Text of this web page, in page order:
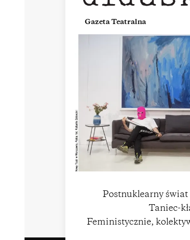
Gazeta Teatralna
Postnuklearny
Taniec-
Feministycznie,